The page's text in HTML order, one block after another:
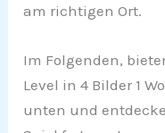
am richtigen Ort.
Im Folgenden,
Level in 4 Bilder 1
unten und